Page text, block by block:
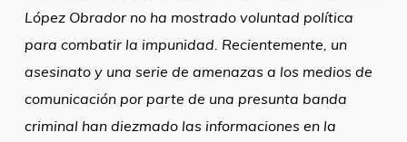
López Obrador no ha mostrado voluntad política
para combatir la impunidad. Recientemente, un
asesinato y una serie de amenazas a los medios de
comunicación por parte de una presunta banda
criminal han diezmado las informaciones en la